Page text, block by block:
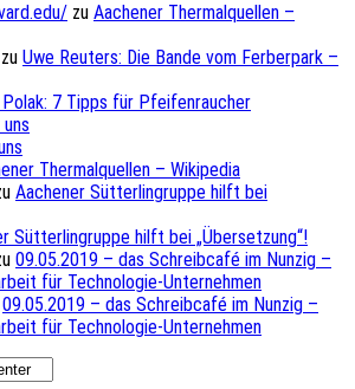
zu Aachener Thermalquellen –
zu Uwe Reuters: Die Bande vom Ferberpark –
Polak: 7 Tipps für Pfeifenraucher
Thermalquellen – Wikipedia
Aachener Sütterlingruppe hilft bei
Sütterlingruppe hilft bei „Übersetzung“!
09.05.2019 – das Schreibcafé im Nunzig –
für Technologie-Unternehmen
09.05.2019 – das Schreibcafé im Nunzig –
für Technologie-Unternehmen